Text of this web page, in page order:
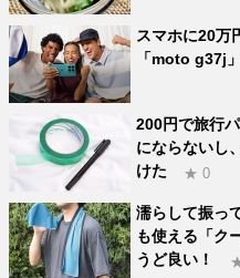
スマホに20万
「moto g37j
200円で旅行
にならないし
けた
★ 0
濡らして振っ
も使える「ク
うど良い！